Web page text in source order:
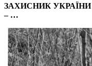
ЗАХИСНИК
– …